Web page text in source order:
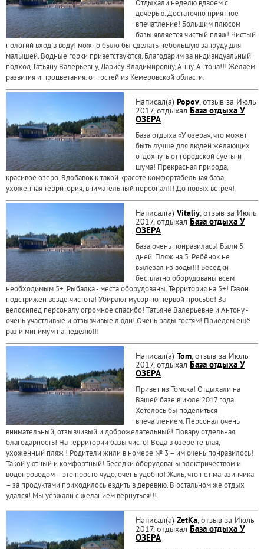
Отдыхали неделю вдвоем с
дочерью. Достаточно приятное
впечатление! Большим плюсом
базы является чистый пляж! Чистый
пологий вход в воду! можно было бы сделать небольшую запруду для
малышей. Водные горки приветствуются. Благодарим за индивидуальный
подход Татьяну Валерьевну, Ларису Владимировну, Анну, Антона!!! Желаем
развития и процветания. от гостей из Кемеровской области.
Написал(а) Popov, отзыв за Июль
2017, отдыхал База отдыха У
ОЗЕРА
База отдыха «У озера», что может
быть лучше для людей желающих
отдохнуть от городской суеты и
шума! Прекрасная природа,
красивое озеро. Вдобавок к такой красоте комфортабельная база,
ухоженная территория, внимательный персонал!!! До новых встреч!
Написал(а) Vitaliy, отзыв за Июль
2017, отдыхал База отдыха У
ОЗЕРА
База очень понравилась! Были 5
дней. Пляж на 5. Ребёнок не
вылезал из воды!!! Беседки
бесплатно оборудованы всем
необходимым 5+. Рыбалка - места оборудованы. Территория на 5+! Газон
подстрижен везде чистота! Убирают мусор по первой просьбе! За
велосипед персоналу огромное спасибо! Татьяне Валерьевне и Антону -
очень участливые и отзывчивые люди! Очень рады гостям! Приедем ещё
раз и минимум на неделю!!!
Написал(а) Tom, отзыв за Июль
2017, отдыхал База отдыха У
ОЗЕРА
Привет из Томска! Отдыхали на
Вашей базе в июле 2017 года.
Хотелось бы поделиться
впечатлением. Персонал очень
внимательный, отзывчивый и доброжелательный! Повару отдельная
благодарность! На территории базы чисто! Вода в озере теплая,
ухоженный пляж ! Родители жили в номере № 3 – им очень понравилось!
Такой уютный и комфортный! Беседки оборудованы электричеством и
водопроводом – это просто чудо, очень удобно! Жаль, что нет магазинчика
– за продуктами приходилось ездить в деревню. В остальном же отдых
удался! Мы уезжали с желанием вернуться!!!
Написал(а) ZetKa, отзыв за Июль
2017, отдыхал База отдыха У
ОЗЕРА